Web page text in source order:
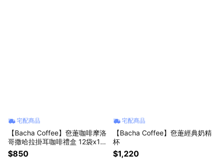
宅配商品
【Bacha Coffee】夿萐咖啡摩洛
哥撒哈拉掛耳咖啡禮盒 12袋x12
克/盒
$850
宅配商品
【Bacha Coffee】夿萐經典奶精
杯
$1,220